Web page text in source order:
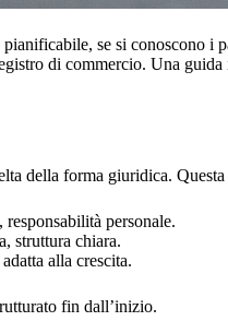
se si
di commercio. Una
della forma giuridica.
personale.
struttura chiara.
alla crescita.
fin dall’inizio.